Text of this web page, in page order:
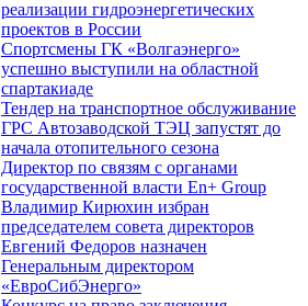
реализации гидроэнергетических
проектов в России
Спортсмены ГК «Волгаэнерго»
успешно выступили на областной
спартакиаде
Тендер на транспортное обслуживание
ГРС Автозаводской ТЭЦ запустят до
начала отопительного сезона
Директор по связям с органами
государственной власти En+ Group
Владимир Кирюхин избран
председателем совета директоров
Евгений Федоров назначен
Генеральным директором
«ЕвроСибЭнерго»